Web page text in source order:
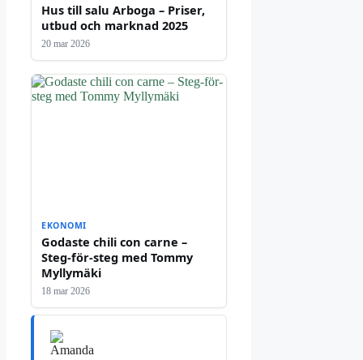
Hus till salu Arboga – Priser,
utbud och marknad 2025
20 mar 2026
EKONOMI
Godaste chili con carne –
Steg-för-steg med Tommy
Myllymäki
18 mar 2026